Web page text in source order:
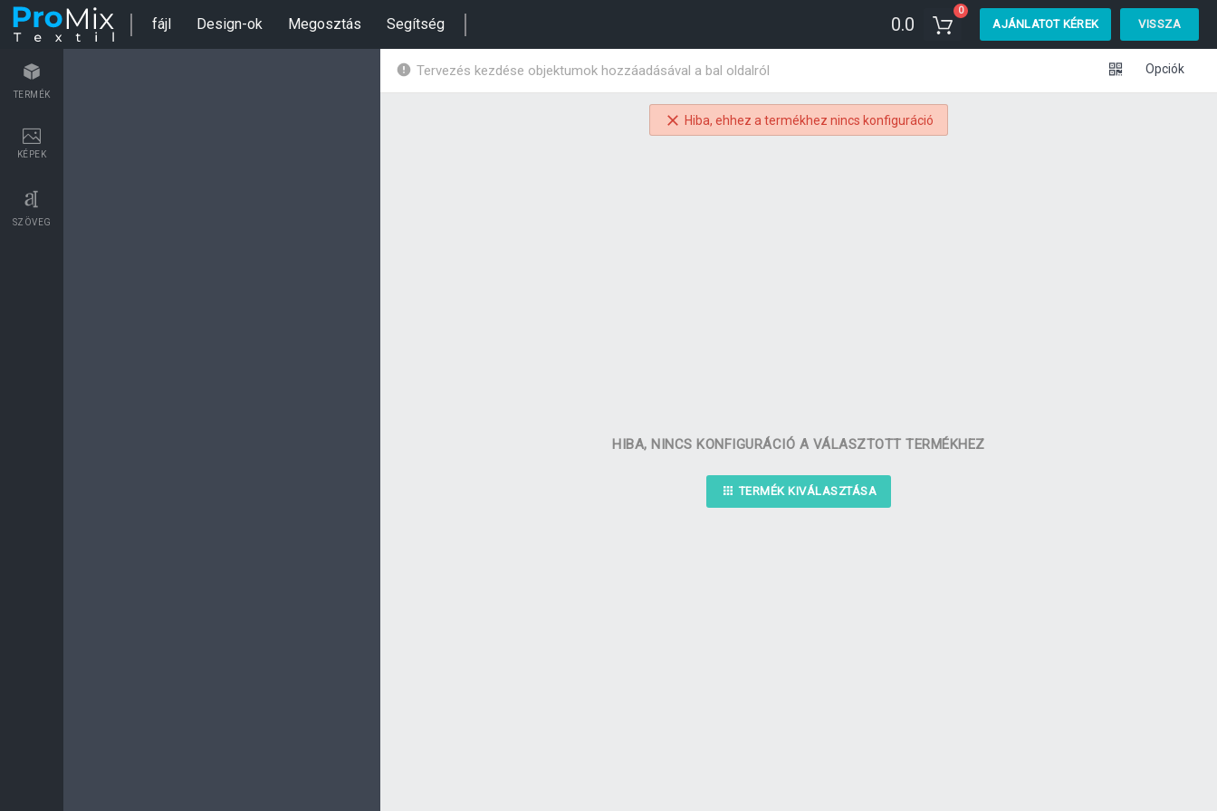
fájl Design-ok Megosztás Segítség 0.0
0
AJÁNLATOT KÉREK VISSZA
TERMÉK
KÉPEK
SZÖVEG
Tervezés kezdése objektumok hozzáadásával a bal oldalról Opciók
HIBA, NINCS KONFIGURÁCIÓ A VÁLASZTOTT TERMÉKHEZ
TERMÉK KIVÁLASZTÁSA
Hiba, ehhez a termékhez nincs konfiguráció